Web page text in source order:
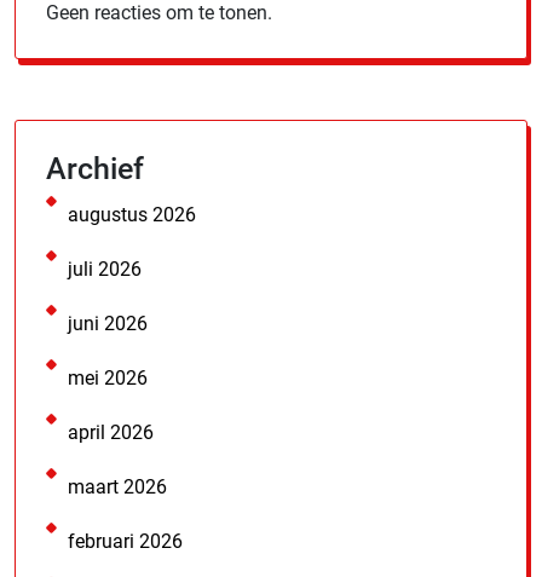
Geen reacties om te tonen.
Archief
augustus 2026
juli 2026
juni 2026
mei 2026
april 2026
maart 2026
februari 2026